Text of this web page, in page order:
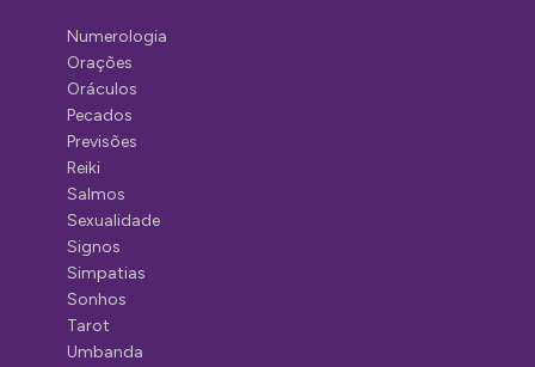
Numerologia
Orações
Oráculos
Pecados
Previsões
Reiki
Salmos
Sexualidade
Signos
Simpatias
Sonhos
Tarot
Umbanda